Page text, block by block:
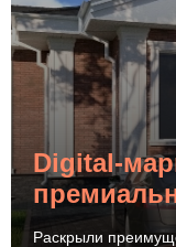
Digital-
Раскрыли